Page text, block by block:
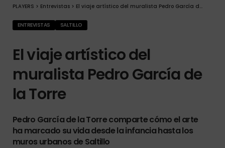
PLAYERS > Entrevistas > El viaje artístico del muralista Pedro García de la Torre
ENTREVISTAS SALTILLO
El viaje artístico del
muralista Pedro García de
la Torre
Pedro García de la Torre comparte cómo el arte
ha marcado su vida desde la infancia hasta los
muros urbanos de Saltillo